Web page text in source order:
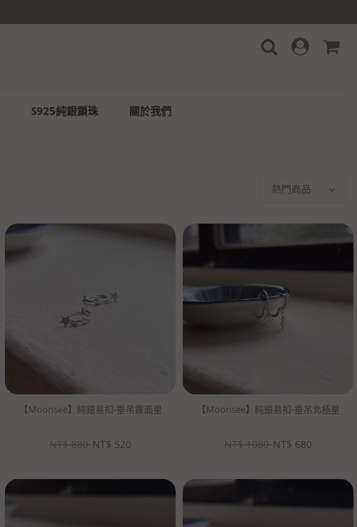
S925純銀鎖珠 關於我們
【Moonsee】純銀易扣-垂吊霧面星
NT$ 880 NT$ 520
【Moonsee】純銀易扣-垂吊北極星
NT$ 1080 NT$ 680